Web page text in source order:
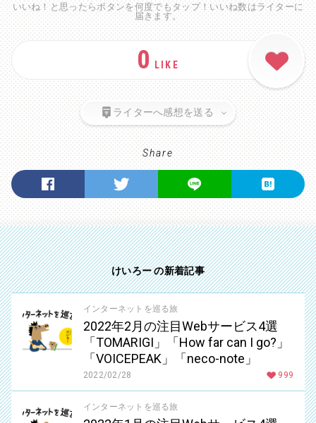
いいね！と思ったらボタンを何度でもタップ！いいね数はライターに
届きます。
0 LIKE
ライターへ感想を送る
Share
けいろー の新着記事
インターネットを巡る旅
2022年2月の注目Webサービス4選
「TOMARIGI」「How far can I go?」
「VOICEPEAK」「neco-note」
2022/02/28 999
インターネットを巡る旅